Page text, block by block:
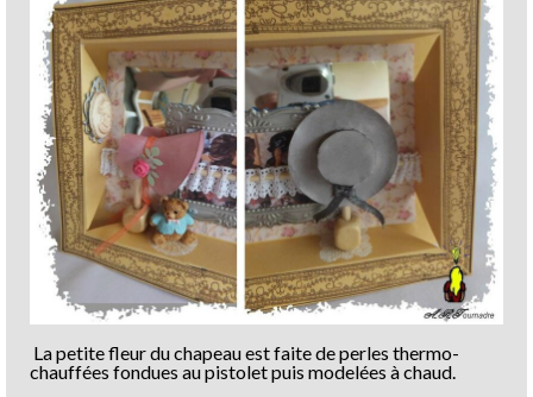
La petite fleur du chapeau est faite de perles thermo-
chauffées fondues au pistolet puis modelées à chaud.